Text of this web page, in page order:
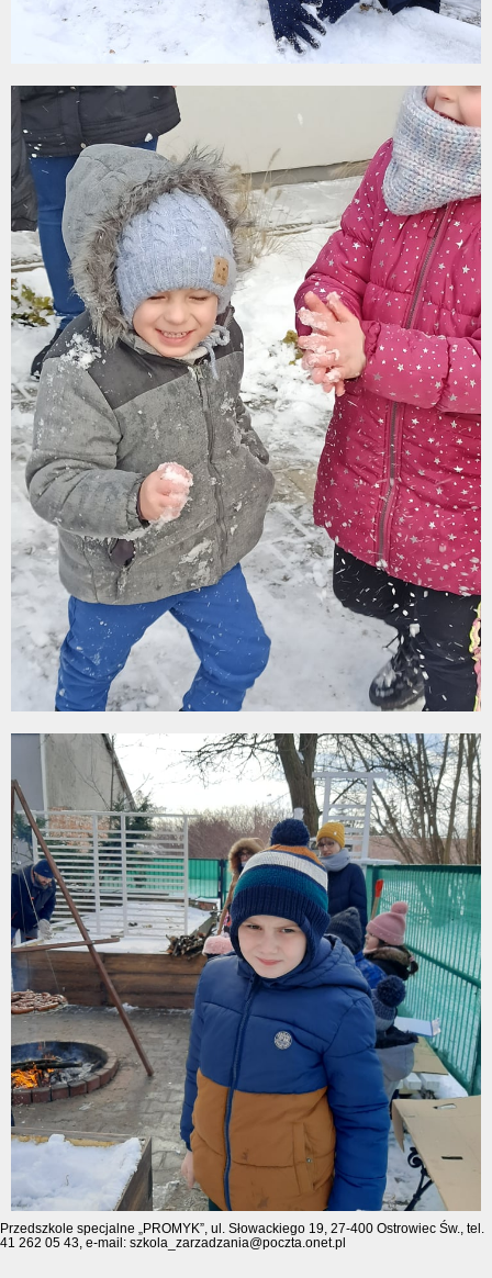
Przedszkole specjalne „PROMYK”, ul. Słowackiego 19, 27-400 Ostrowiec Św., tel.
41 262 05 43, e-mail: szkola_zarzadzania@poczta.onet.pl